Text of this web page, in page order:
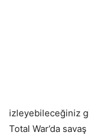
izleyebileceğiniz
Total War’da